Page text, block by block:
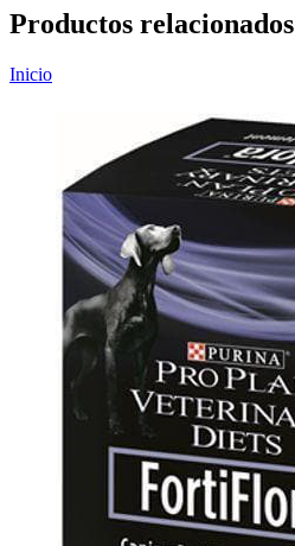
Productos relacionados
Inicio